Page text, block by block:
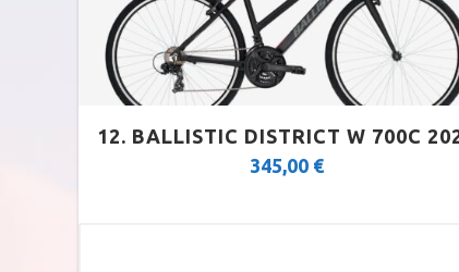
E-ALL TERRAIN
12. BALLISTIC DISTRICT W 700C
345,00 €